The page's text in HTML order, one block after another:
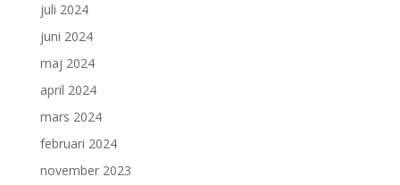
juli 2024
juni 2024
maj 2024
april 2024
mars 2024
februari 2024
november 2023